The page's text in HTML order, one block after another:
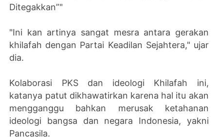
Ditegakkan”"
"Ini kan artinya sangat mesra antara gerakan
khilafah dengan Partai Keadilan Sejahtera," ujar
dia.
Kolaborasi PKS dan ideologi Khilafah ini,
katanya patut dikhawatirkan karena hal itu akan
mengganggu bahkan merusak ketahanan
ideologi bangsa dan negara Indonesia, yakni
Pancasila.